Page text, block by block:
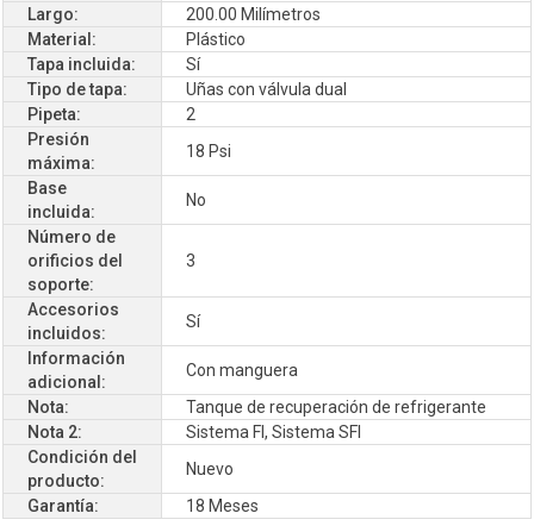
Largo:
200.00 Milímetros
Material:
Plástico
Tapa incluida:
Sí
Tipo de tapa:
Uñas con válvula dual
Pipeta:
2
Presión
máxima:
18 Psi
Base
incluida:
No
Número de
orificios del
soporte:
3
Accesorios
incluidos:
Sí
Información
adicional:
Con manguera
Nota:
Tanque de recuperación de refrigerante
Nota 2:
Sistema FI, Sistema SFI
Condición del
producto:
Nuevo
Garantía:
18 Meses